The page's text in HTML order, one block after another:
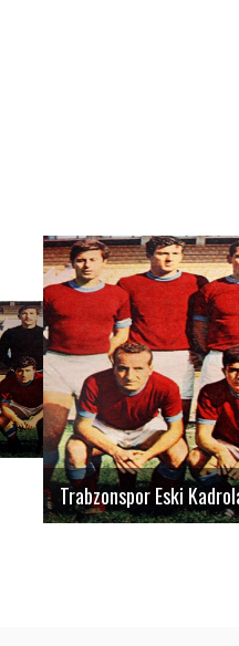
Trabzonspor Eski